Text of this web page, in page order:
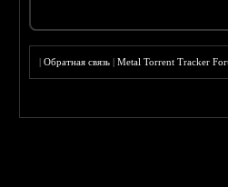
|Обратная связь |Metal Torrent Tracker